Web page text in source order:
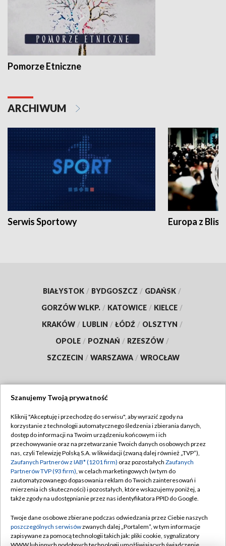
Pomorze Etniczne
ARCHIWUM
Serwis Sportowy Europa z
BIAŁYSTOK / BYDGOSZCZ / GDAŃSK /
GORZÓW WLKP. / KATOWICE / KIELCE /
KRAKÓW / LUBLIN / ŁÓDŹ / OLSZTYN /
OPOLE / POZNAŃ / RZESZÓW /
SZCZECIN / WARSZAWA / WROCŁAW
TVP
Abonament TVP
Emisja w TVP
Centrum informacji TVP
Naziemna Telewizja Cyfrowa
Rada Programowa
System NOS
Regulamin TVP
Polityka prywatności
Moje zgody
Pomoc
Kontakt
Szanujemy Twoją prywatność
Kliknij "Akceptuję i przechodzę do serwisu", aby wyrazić zgody na
korzystanie z technologii automatycznego śledzenia i zbierania danych,
dostęp do informacji na Twoim urządzeniu końcowym i ich
przechowywanie oraz na przetwarzanie Twoich danych osobowych przez
nas, czyli Telewizję Polską S.A. w likwidacji (zwaną dalej również „TVP”),
Zaufanych Partnerów z IAB* (1201 firm) oraz pozostałych Zaufanych
Partnerów TVP (93 firm), w celach marketingowych (w tym do
zautomatyzowanego dopasowania reklam do Twoich zainteresowań i
mierzenia ich skuteczności) i pozostałych, które wskazujemy poniżej, a
także zgody na udostępnianie przez nas identyfikatora PPID do Google.
Twoje dane osobowe zbierane podczas odwiedzania przez Ciebie naszych
poszczególnych serwisówzwanych dalej „Portalem”, w tym informacje
zapisywane za pomocą technologii takich jak: pliki cookie, sygnalizatory